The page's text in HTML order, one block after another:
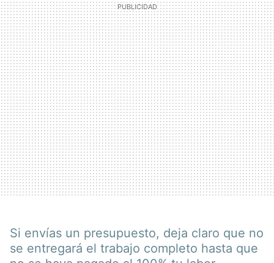
Si envías un presupuesto, deja claro que no
se entregará el trabajo completo hasta que